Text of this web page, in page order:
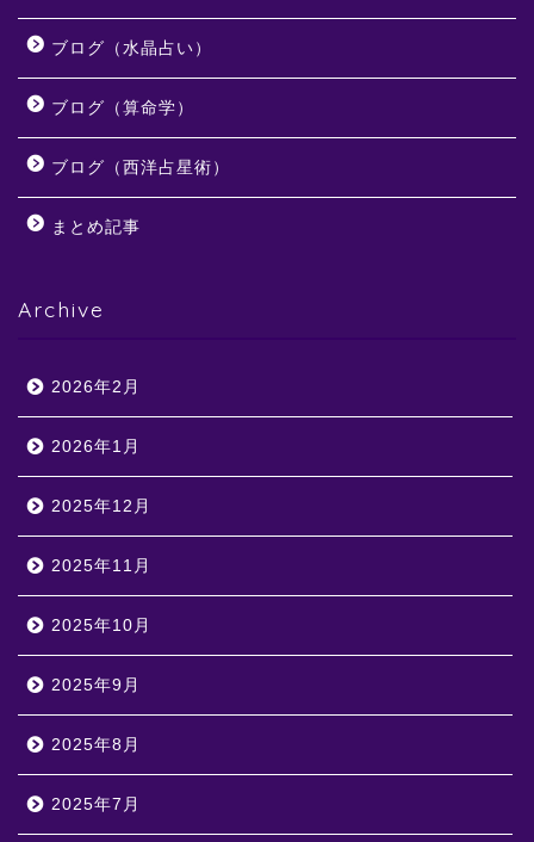
ブログ（水晶占い）
ブログ（算命学）
ブログ（西洋占星術）
まとめ記事
Archive
2026年2月
2026年1月
2025年12月
2025年11月
2025年10月
2025年9月
2025年8月
2025年7月